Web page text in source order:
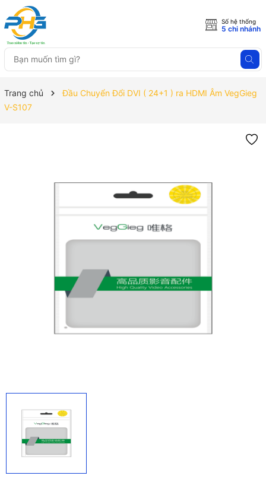
Số hệ thống
5 chi nhánh
Trang chủ
Đầu Chuyển Đổi DVI ( 24+1 ) ra HDMI Âm VegGieg
V-S107